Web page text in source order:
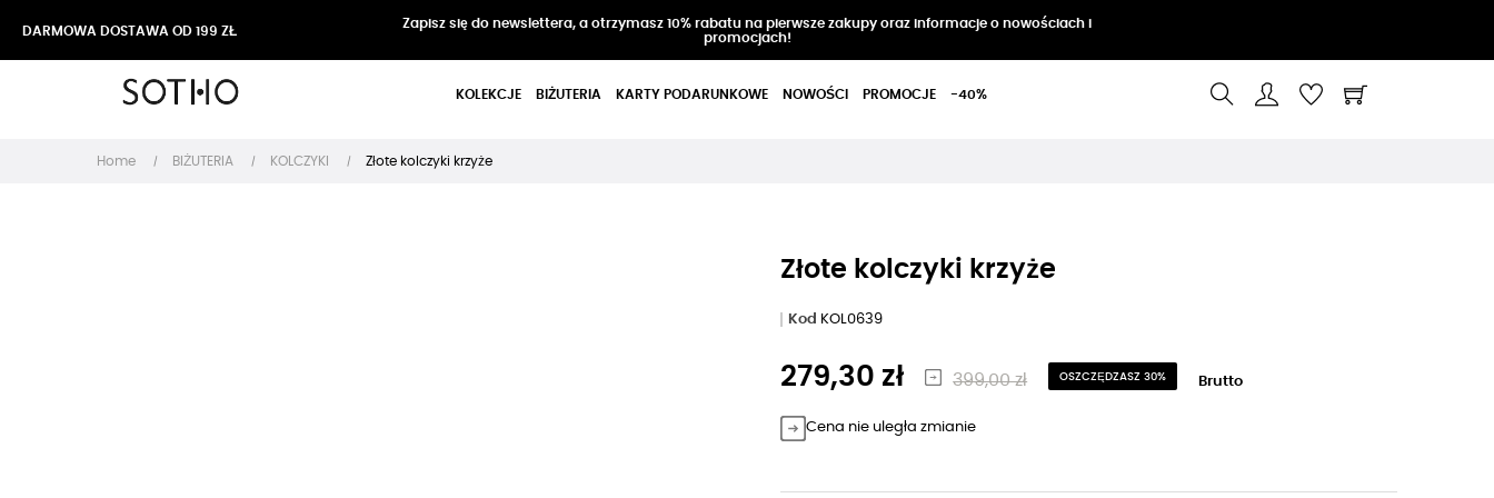
DARMOWA DOSTAWA OD 199 ZŁ
Zapisz się do newslettera, a otrzymasz 10% rabatu na pierwsze zakupy oraz informacje o nowościach i
promocjach!
KOLEKCJE BIŻUTERIA KARTY PODARUNKOWE NOWOŚCI PROMOCJE -40%
Home BIŻUTERIA KOLCZYKI Złote kolczyki krzyże
Złote kolczyki krzyże
Kod KOL0639
279,30 zł 399,00 zł OSZCZĘDZASZ 30% Brutto
Cena nie uległa zmianie